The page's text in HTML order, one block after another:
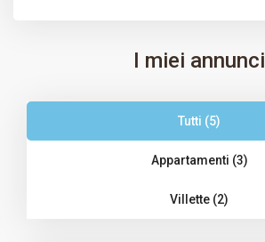
I miei annunci
Tutti (5)
Appartamenti (3)
Villette (2)